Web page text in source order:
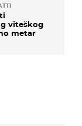
viteškog
metar